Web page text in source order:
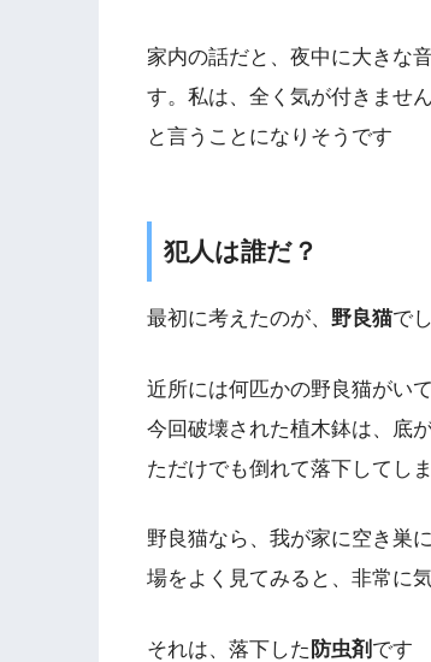
家内の話だと、夜中に大きな
す。私は、全く気が付きませ
と言うことになりそうです
犯人は誰だ？
最初に考えたのが、 野良猫で
近所には何匹かの野良猫がい
今回破壊された植木鉢は、底
ただけでも倒れて落下してし
野良猫なら、我が家に空き巣
場をよく見てみると、非常に
それは、落下した 防虫剤 です